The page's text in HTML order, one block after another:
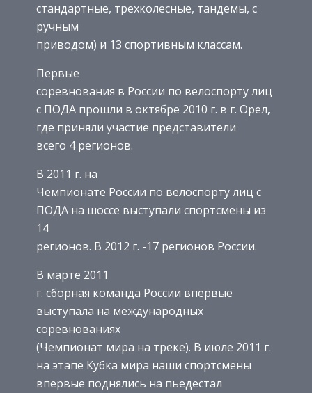
стандартные, трехколесные, тандемы, с
ручным
приводом) и 13 спортивным классам.
Первые
соревнования в России по велоспорту лиц
с ПОДА прошли в октябре 2010 г. в г. Орел,
где приняли участие представители
всего 4 регионов.
В 2011 г. на
Чемпионате России по велоспорту лиц с
ПОДА на шоссе выступали спортсмены из
14
регионов. В 2012 г. -17 регионов России.
В марте 2011
г. сборная команда России впервые
выступала на международных
соревнованиях
(Чемпионат мира на треке). В июле 2011 г.
на этапе Кубка мира наши спортсмены
впервые поднялись на пьедестал